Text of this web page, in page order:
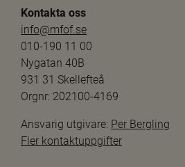
Kontakta oss
info@mfof.se
010-190 11 00
Nygatan 40B
931 31 Skellefteå
Orgnr: 202100-4169
Ansvarig utgivare: Per Bergling
Fler kontaktuppgifter